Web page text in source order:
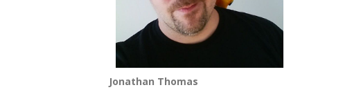
Jonathan Thomas